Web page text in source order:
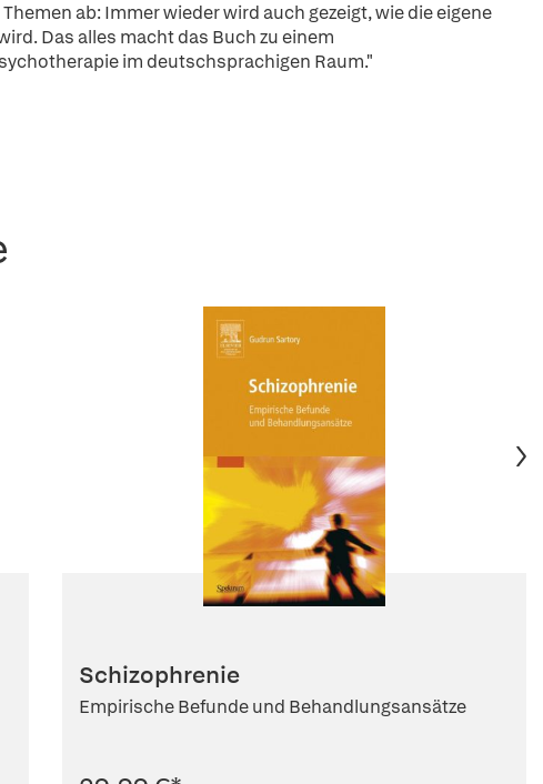
ab: Immer wieder wird auch gezeigt, wie die eigene
Das alles macht das Buch zu einem
im deutschsprachigen Raum."
Schizophrenie
Empirische Befunde und Behandlungsansätze